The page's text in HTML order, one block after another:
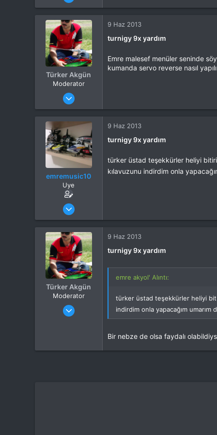
Mesajlar
Tepkime puanı
0
Yaş
40
Türker Akgün
Moderator
4 Eki 2012
Mesajlar
Tepkime puanı
15,560
Yaş
46
Konum
Kocaeli
İlgi Alanı
Heli
9 Haz 2013
turnigy 9x yardım
Emre malesef menüler seninde
kumanda servo reverse nasıl
emremusic10
Uye
Mesajlar
Tepkime puanı
0
Yaş
40
9 Haz 2013
turnigy 9x yardım
türker üstad teşekkürler heliyi
kılavuzunu indirdim onla
Türker Akgün
Moderator
4 Eki 2012
Mesajlar
9 Haz 2013
turnigy 9x yardım
emre akyol' Alıntı:
türker üstad teşekkürler heliyi
indirdim onla yapacağım umarım
Bir nebze de olsa faydalı